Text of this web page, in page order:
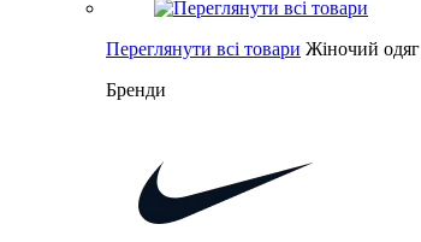
Переглянути всі товари Жіночий одяг
Бренди